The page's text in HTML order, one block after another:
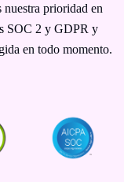
prioridad en
SOC 2 y GDPR y
en todo momento.